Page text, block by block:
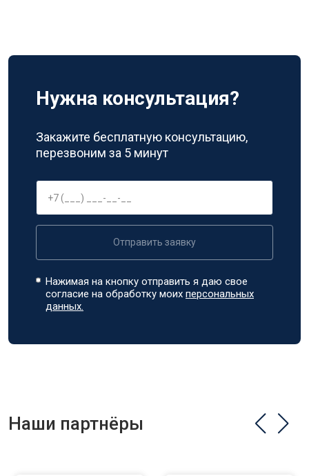
Нужна консультация?
Закажите бесплатную консультацию,
перезвоним за 5 минут
Отправить заявку
Нажимая на кнопку отправить я даю свое
согласие на обработку моихперсональных
данных.
Наши партнёры